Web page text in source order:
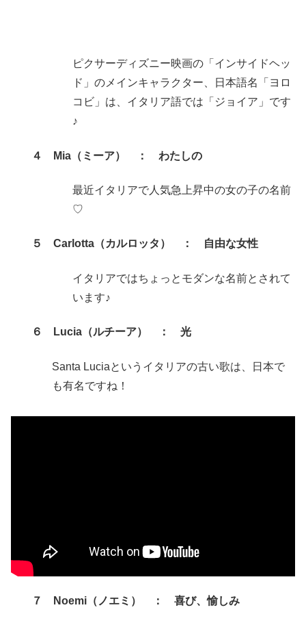
ピクサーディズニー映画の「インサイドヘッ
ド」のメインキャラクター、日本語名「ヨロ
コビ」は、イタリア語では「ジョイア」です
♪
４ Mia（ミーア） ： わたしの
最近イタリアで人気急上昇中の女の子の名前
♡
５ Carlotta（カルロッタ） ： 自由な女性
イタリアではちょっとモダンな名前とされて
います♪
６ Lucia（ルチーア） ： 光
Santa Luciaというイタリアの古い歌は、日本で
も有名ですね！
７ Noemi（ノエミ） ： 喜び、愉しみ